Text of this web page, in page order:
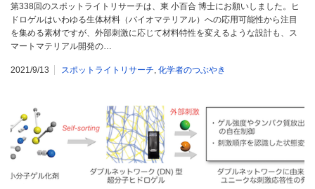
第338回のスポットライトリサーチは、東 小百合 博士にお願いしました。ヒ
ドロゲルはいわゆる生体材料（バイオマテリアル）への応用可能性から注目
を集める素材ですが、外部刺激に応じて材料特性を変えるような設計も、ス
マートマテリアル開発の…
2021/9/13 スポットライトリサーチ, 化学者のつぶやき